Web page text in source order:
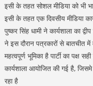
इसी के तहत सोशल मीडिया को भी
इसी के तहत एक दिवसीय मीडिया
पुष्कर सिंह धामी ने कार्यशाला का
ने इस दौरान पत्रकारों से बातचीत
महत्वपूर्ण भूमिका है पार्टी का
कार्यशाला आयोजित की गई है, जिसमे
रहा है